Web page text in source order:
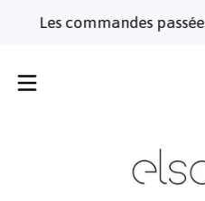
passées à partir